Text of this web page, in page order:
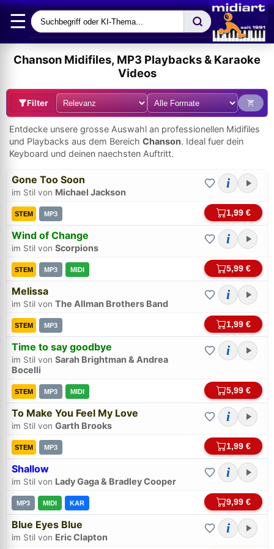
☰
Chanson Midifiles, MP3 Playbacks & Karaoke
Videos
Filter
Entdecke unsere grosse Auswahl an professionellen Midifiles
und Playbacks aus dem Bereich Chanson. Ideal fuer dein
Keyboard und deinen naechsten Auftritt.
Gone Too Soon
im Stil von Michael Jackson
i
STEM MP3 1,99 €
Wind of Change
im Stil von Scorpions
i
STEM MP3 MIDI 5,99 €
Melissa
im Stil von The Allman Brothers Band
i
STEM MP3 1,99 €
Time to say goodbye
im Stil von Sarah Brightman & Andrea
Bocelli
i
STEM MP3 MIDI 5,99 €
To Make You Feel My Love
im Stil von Garth Brooks
i
STEM MP3 1,99 €
Shallow
im Stil von Lady Gaga & Bradley Cooper
i
MP3 MIDI KAR 9,99 €
Blue Eyes Blue
im Stil von Eric Clapton
i
Bei midi.de anmelden
Sicherer Login für Ihre Bestellungen & Downloads
E-Mail-Adresse:
Passwort: